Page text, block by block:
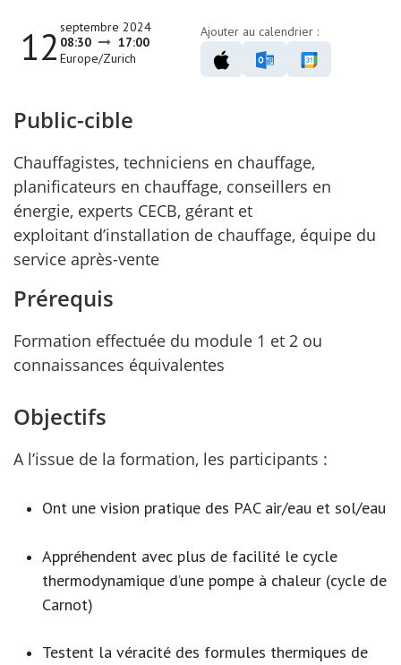
12 septembre 2024
08:30
17:00
Europe/Zurich
Ajouter au calendrier :
Public-cible
Chauffagistes, techniciens en chauffage,
planificateurs en chauffage, conseillers en
énergie, experts CECB, gérant et
exploitant d’installation de chauffage, équipe du
service après-vente
Prérequis
Formation effectuée du module 1 et 2 ou
connaissances équivalentes
Objectifs
A l’issue de la formation, les participants :
Ont une vision pratique des PAC air/eau et sol/eau
Appréhendent avec plus de facilité le cycle
thermodynamique d’une pompe à chaleur (cycle de
Carnot)
Testent la véracité des formules thermiques de